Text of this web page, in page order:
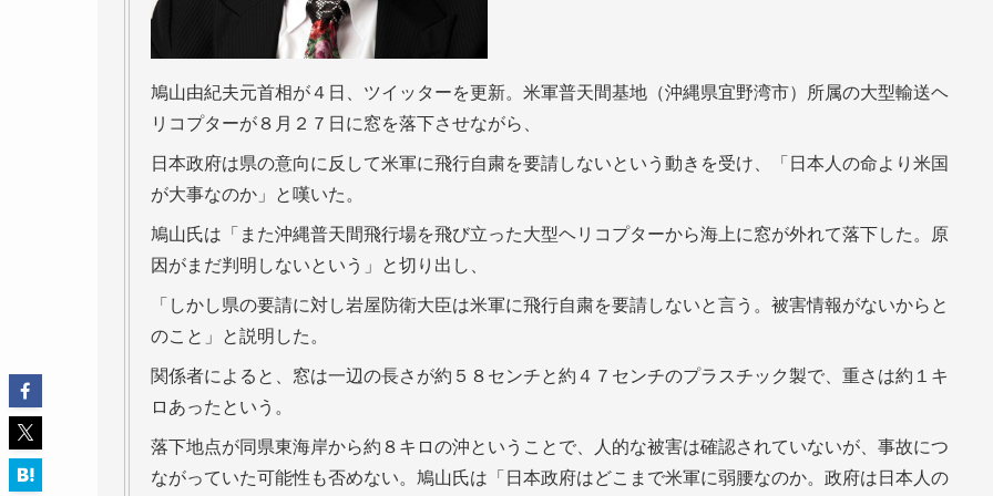
鳩山由紀夫元首相が４日、ツイッターを更新。米軍普天間基地（沖縄県宜野湾市）所属の大型輸送ヘ
リコプターが８月２７日に窓を落下させながら、
日本政府は県の意向に反して米軍に飛行自粛を要請しないという動きを受け、「日本人の命より米国
が大事なのか」と嘆いた。
鳩山氏は「また沖縄普天間飛行場を飛び立った大型ヘリコプターから海上に窓が外れて落下した。原
因がまだ判明しないという」と切り出し、
「しかし県の要請に対し岩屋防衛大臣は米軍に飛行自粛を要請しないと言う。被害情報がないからと
のこと」と説明した。
関係者によると、窓は一辺の長さが約５８センチと約４７センチのプラスチック製で、重さは約１キ
ロあったという。
落下地点が同県東海岸から約８キロの沖ということで、人的な被害は確認されていないが、事故につ
ながっていた可能性も否めない。鳩山氏は「日本政府はどこまで米軍に弱腰なのか。政府は日本人の